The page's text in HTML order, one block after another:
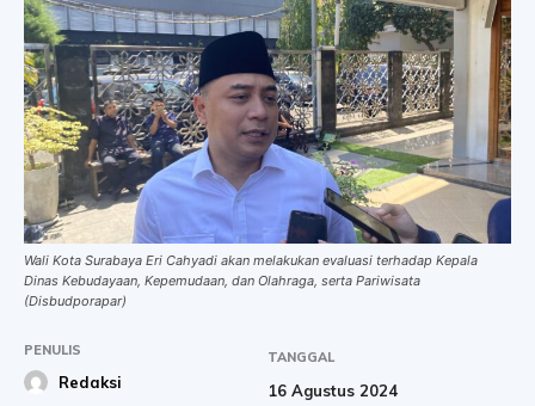
Wali Kota Surabaya Eri Cahyadi akan melakukan evaluasi terhadap Kepala
Dinas Kebudayaan, Kepemudaan, dan Olahraga, serta Pariwisata
(Disbudporapar)
PENULIS
Redaksi
TANGGAL
16 Agustus 2024